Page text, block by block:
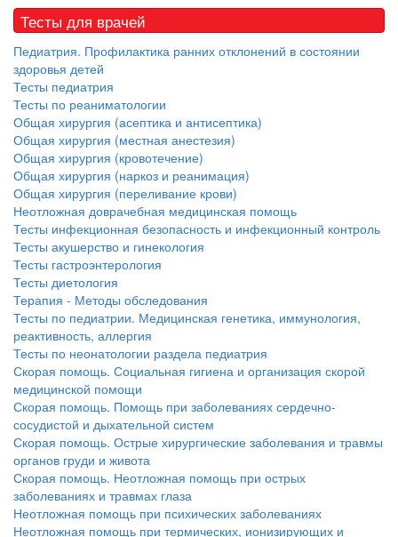
нахождении одного из
родителей в
больничной палате
бесплатно, в течении всего срока лечения...
Тесты для врачей
Педиатрия. Профилактика ранних отклонений в состоянии
здоровья детей
Тесты педиатрия
Тесты по реаниматологии
Общая хирургия (асептика и антисептика)
Общая хирургия (местная анестезия)
Общая хирургия (кровотечение)
Общая хирургия (наркоз и реанимация)
Общая хирургия (переливание крови)
Неотложная доврачебная медицинская помощь
Тесты инфекционная безопасность и инфекционный контроль
Тесты акушерство и гинекология
Тесты гастроэнтерология
Тесты диетология
Терапия - Методы обследования
Тесты по педиатрии. Медицинская генетика, иммунология,
реактивность, аллергия
Тесты по неонатологии раздела педиатрия
Скорая помощь. Социальная гигиена и организация скорой
медицинской помощи
Скорая помощь. Помощь при заболеваниях сердечно-
сосудистой и дыхательной систем
Скорая помощь. Острые хирургические заболевания и травмы
органов груди и живота
Скорая помощь. Неотложная помощь при острых
заболеваниях и травмах глаза
Неотложная помощь при психических заболеваниях
Неотложная помощь при термических, ионизирующих и